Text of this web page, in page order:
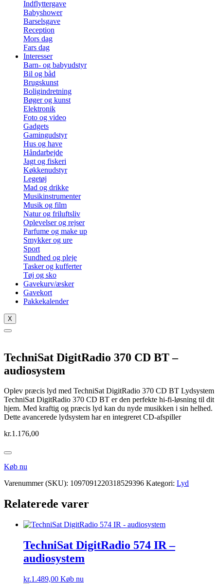
Indflyttergave
Babyshower
Barselsgave
Reception
Mors dag
Fars dag
Interesser
Barn- og babyudstyr
Bil og båd
Brugskunst
Boligindretning
Bøger og kunst
Elektronik
Foto og video
Gadgets
Gamingudstyr
Hus og have
Håndarbejde
Jagt og fiskeri
Køkkenudstyr
Legetøj
Mad og drikke
Musikinstrumenter
Musik og film
Natur og friluftsliv
Oplevelser og rejser
Parfume og make up
Smykker og ure
Sport
Sundhed og pleje
Tasker og kufferter
Tøj og sko
Gavekurv/æsker
Gavekort
Pakkekalender
X
TechniSat DigitRadio 370 CD BT –
audiosystem
Oplev præcis lyd med TechniSat DigitRadio 370 CD BT Lydsystem
TechniSat DigitRadio 370 CD BT er den perfekte hi-fi-løsning til dit
hjem. Med kraftig og præcis lyd kan du nyde musikken i sin helhed.
Dette avancerede lydsystem har en integreret CD-afspiller
kr.1.176,00
Køb nu
Varenummer (SKU): 1097091220318529396 Kategori: Lyd
Relaterede varer
TechniSat DigitRadio 574 IR –
audiosystem
kr.1.489,00 Køb nu